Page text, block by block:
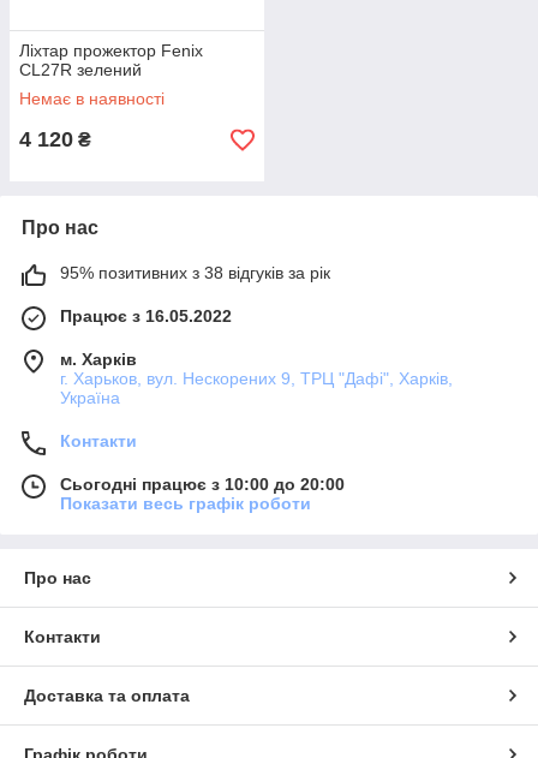
Ліхтар прожектор Fenix
CL27R зелений
Немає в наявності
4 120 ₴
Про нас
95% позитивних з 38 відгуків за рік
Працює з 16.05.2022
м. Харків
г. Харьков, вул. Нескорених 9, ТРЦ "Дафі", Харків,
Україна
Контакти
Сьогодні працює з 10:00 до 20:00
Показати весь графік роботи
Про нас
Контакти
Доставка та оплата